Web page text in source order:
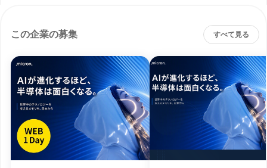
この企業の募集 すべて見る